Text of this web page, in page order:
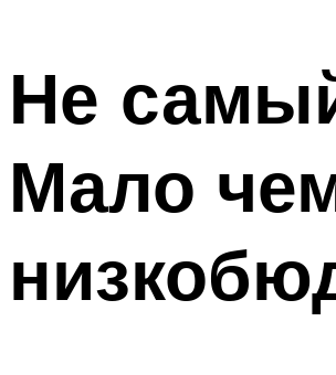
Не
Мало